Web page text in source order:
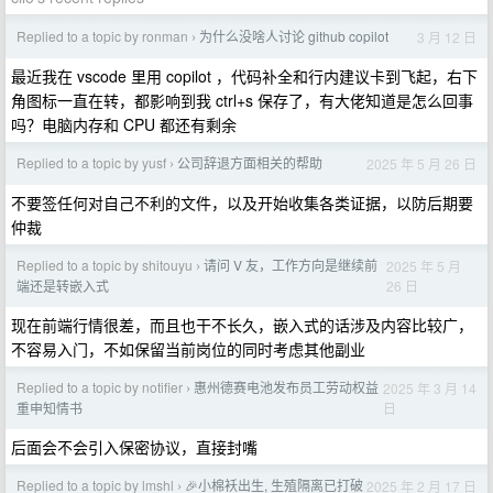
Replied to a topic by ronman › 为什么没啥人讨论 github copilot 3 月 12 日
最近我在 vscode 里用 copilot ，代码补全和行内建议卡到飞起，右下
角图标一直在转，都影响到我 ctrl+s 保存了，有大佬知道是怎么回事
吗？电脑内存和 CPU 都还有剩余
Replied to a topic by yusf › 公司辞退方面相关的帮助 2025 年 5 月 26 日
不要签任何对自己不利的文件，以及开始收集各类证据，以防后期要
仲裁
Replied to a topic by shitouyu › 请问 V 友，工作方向是继续前
端还是转嵌入式
2025 年 5 月
26 日
现在前端行情很差，而且也干不长久，嵌入式的话涉及内容比较广，
不容易入门，不如保留当前岗位的同时考虑其他副业
Replied to a topic by notifier › 惠州德赛电池发布员工劳动权益
重申知情书
2025 年 3 月 14
日
后面会不会引入保密协议，直接封嘴
Replied to a topic by lmshl › 🎉小棉袄出生, 生殖隔离已打破 2025 年 2 月 17 日